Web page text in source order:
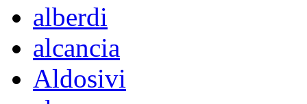
alberdi
alcancia
Aldosivi